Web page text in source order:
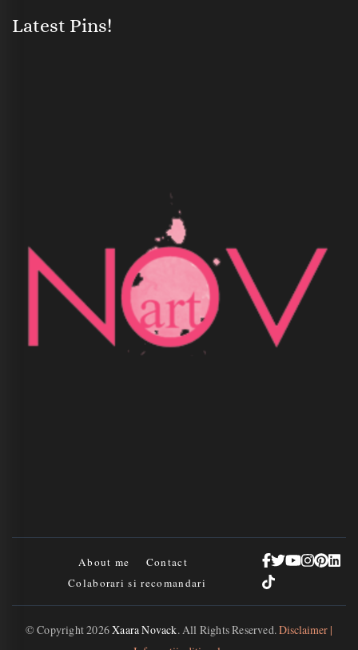
Latest Pins!
About me
Contact
Colaborari si recomandari
© Copyright 2026Xaara Novack. All Rights Reserved.Disclaimer |